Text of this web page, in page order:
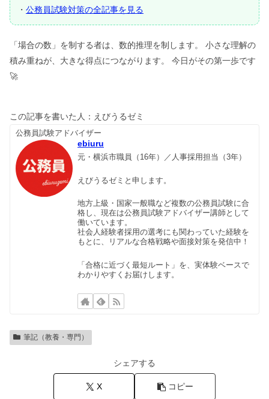
・ 公務員試験対策の全記事を見る
「場合の数」を制する者は、数的推理を制します。 小さな理解の
積み重ねが、大きな得点につながります。 今日がその第一歩です
🚀
この記事を書いた人：えびうるゼミ
公務員試験アドバイザー
ebiuru
元・横浜市職員（16年）／人事採用担当（3年）
えびうるゼミと申します。
地方上級・国家一般職など複数の公務員試験に合
格し、現在は公務員試験アドバイザー講師として
働いています。
社会人経験者採用の選考にも関わっていた経験を
もとに、リアルな合格戦略や面接対策を発信中！
「合格に近づく最短ルート」を、実体験ベースで
わかりやすくお届けします。
筆記（教養・専門）
シェアする
X コピー